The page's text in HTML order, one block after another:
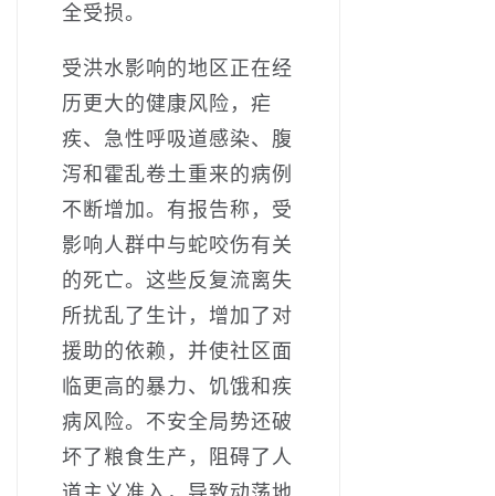
全受损。
受洪水影响的地区正在经
历更大的健康风险，疟
疾、急性呼吸道感染、腹
泻和霍乱卷土重来的病例
不断增加。有报告称，受
影响人群中与蛇咬伤有关
的死亡。这些反复流离失
所扰乱了生计，增加了对
援助的依赖，并使社区面
临更高的暴力、饥饿和疾
病风险。不安全局势还破
坏了粮食生产，阻碍了人